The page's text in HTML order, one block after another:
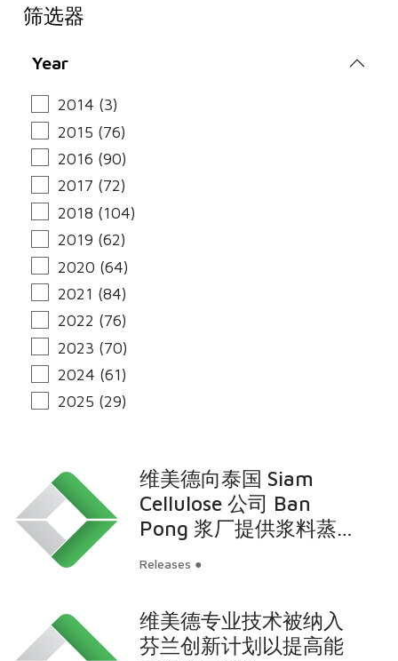
筛选器
Year
2014 (3)
2015 (76)
2016 (90)
2017 (72)
2018 (104)
2019 (62)
2020 (64)
2021 (84)
2022 (76)
2023 (70)
2024 (61)
2025 (29)
维美德向泰国 Siam
Cellulose 公司 Ban
Pong 浆厂提供浆料蒸
Releases ●
维美德专业技术被纳入
芬兰创新计划以提高能